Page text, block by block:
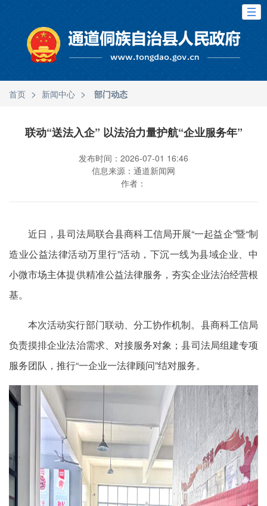
首页 > 新闻中心 > 部门动态
联动“送法入企” 以法治力量护航“企业服务年”
发布时间：2026-07-01 16:46
信息来源：通道新闻网
作者：
近日，县司法局联合县商科工信局开展“一起益企”暨“制
造业公益法律活动万里行”活动，下沉一线为县域企业、中
小微市场主体提供精准公益法律服务，夯实企业法治经营根
基。
本次活动实行部门联动、分工协作机制。县商科工信局
负责摸排企业法治需求、对接服务对象；县司法局组建专项
服务团队，推行“一企业一法律顾问”结对服务。